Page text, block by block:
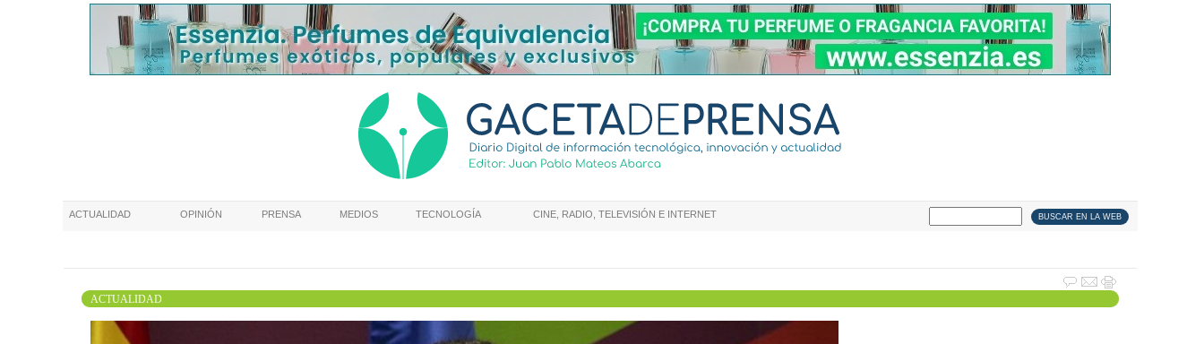
ACTUALIDAD OPINIÓN PRENSA MEDIOS TECNOLOGÍA CINE, RADIO, TELEVISIÓN E INTERNET
ACTUALIDAD